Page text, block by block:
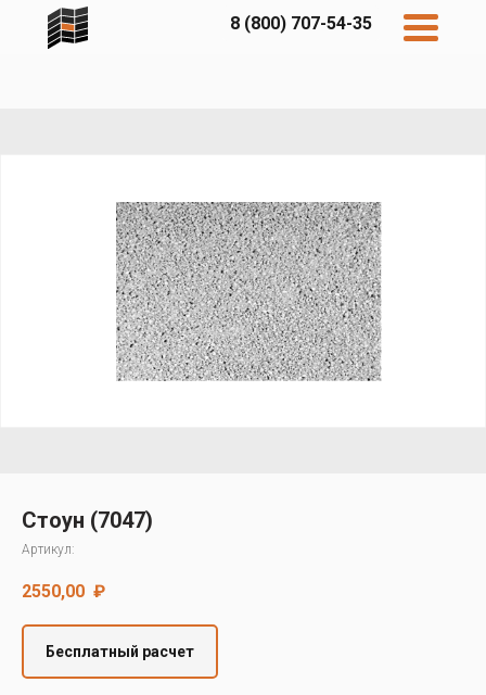
8 (800) 707-54-35
Бетэко
Фибратек
Бесплатный
расчет
Контакты
Дисконт
Fibraplank
Стоун (7047)
Артикул:
2550,00 ₽
Бесплатный расчет